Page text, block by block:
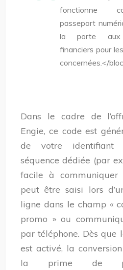
fonctionne
passeport
la porte aux
financiers pour
concernées.</
Dans le cadre de
Engie, ce code est
de votre identifiant
séquence dédiée (par
facile à
peut être saisi lors
ligne dans le champ «
promo » ou
par téléphone. Dès que
est activé, la
la prime de